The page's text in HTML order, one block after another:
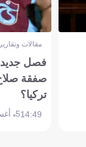
مقالات
فصل جديد
صفقة
تركيا؟
14:495 أغسطس 2026